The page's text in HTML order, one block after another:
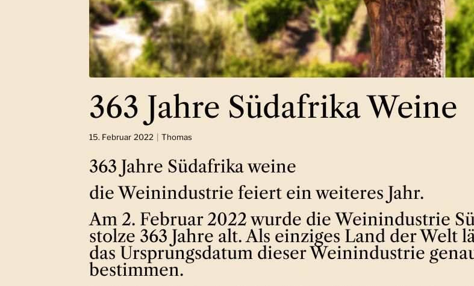
363 Jahre Südafrika Weine
15. Februar 2022 Thomas
363 Jahre Südafrika weine
die Weinindustrie feiert ein weiteres Jahr.
Am 2. Februar 2022 wurde die Weinindustrie
stolze 363 Jahre alt. Als einziges Land der Welt
das Ursprungsdatum dieser Weinindustrie
bestimmen.